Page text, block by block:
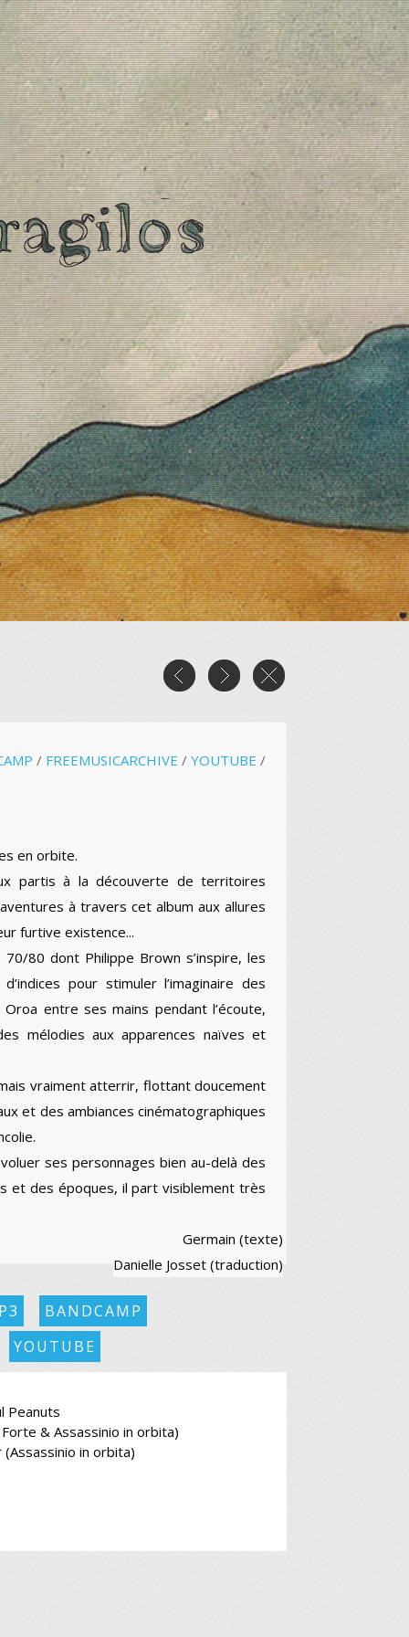
/ FREEMUSICARCHIVE /YOUTUBE /
en orbite.
partis à la découverte de territoires
à travers cet album aux allures
furtive existence...
80 dont Philippe Brown s’inspire, les
pour stimuler l’imaginaire des
entre ses mains pendant l’écoute,
mélodies aux apparences naïves et
vraiment atterrir, flottant doucement
et des ambiances cinématographiques
ses personnages bien au-delà des
et des époques, il part visiblement très
Germain (texte)
Danielle Josset (traduction)
BANDCAMP
YOUTUBE
Peanuts
& Assassinio in orbita)
in orbita)